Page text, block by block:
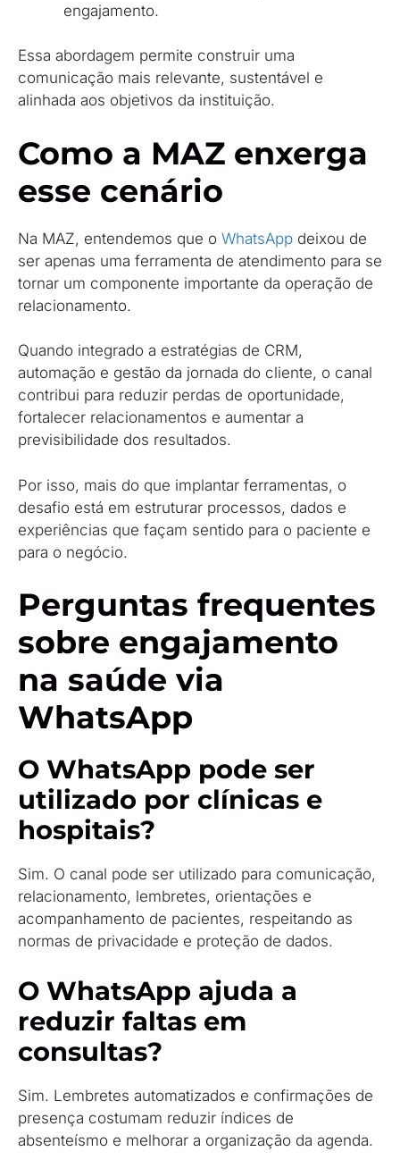
engajamento.
Essa abordagem permite construir uma
comunicação mais relevante, sustentável e
alinhada aos objetivos da instituição.
Como a MAZ enxerga
esse cenário
Na MAZ, entendemos que o WhatsApp deixou de
ser apenas uma ferramenta de atendimento para se
tornar um componente importante da operação de
relacionamento.
Quando integrado a estratégias de CRM,
automação e gestão da jornada do cliente, o canal
contribui para reduzir perdas de oportunidade,
fortalecer relacionamentos e aumentar a
previsibilidade dos resultados.
Por isso, mais do que implantar ferramentas, o
desafio está em estruturar processos, dados e
experiências que façam sentido para o paciente e
para o negócio.
Perguntas frequentes
sobre engajamento
na saúde via
WhatsApp
O WhatsApp pode ser
utilizado por clínicas e
hospitais?
Sim. O canal pode ser utilizado para comunicação,
relacionamento, lembretes, orientações e
acompanhamento de pacientes, respeitando as
normas de privacidade e proteção de dados.
O WhatsApp ajuda a
reduzir faltas em
consultas?
Sim. Lembretes automatizados e confirmações de
presença costumam reduzir índices de
absenteísmo e melhorar a organização da agenda.